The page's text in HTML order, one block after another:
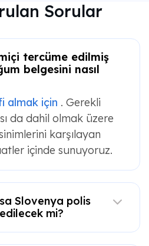
Sorular
tercüme edilmiş
belgesini nasıl
almak için . Gerekli
da dahil olmak üzere
karşılayan
içinde sunuyoruz.
Slovenya polis
mi?